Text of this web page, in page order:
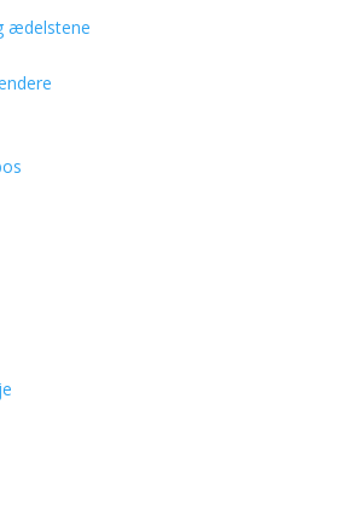
ædelstene